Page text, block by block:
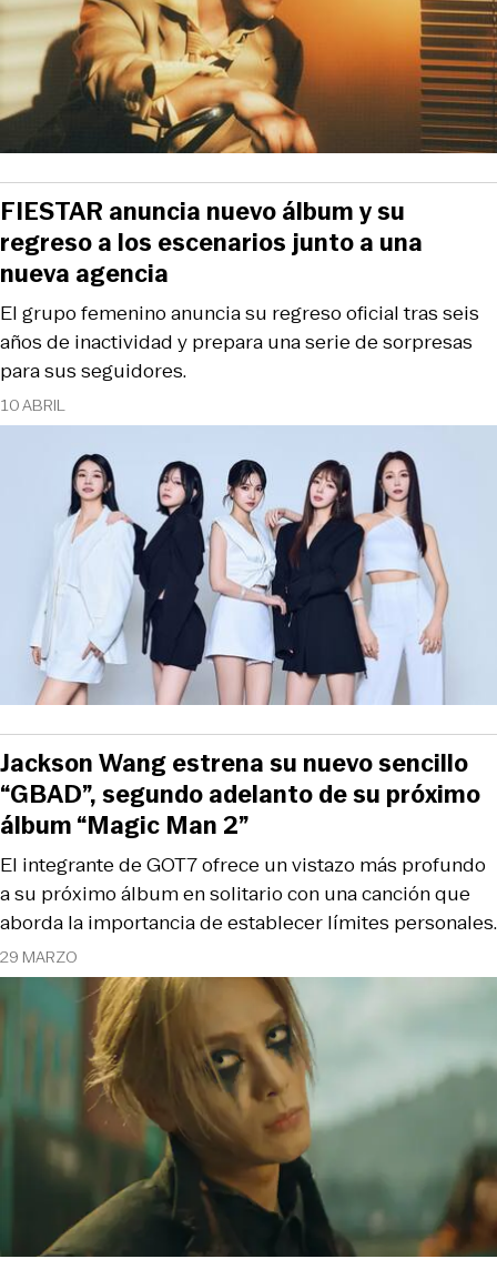
10 ABRIL
El grupo femenino anuncia su regreso oficial tras seis
años de inactividad y prepara una serie de sorpresas
para sus seguidores.
FIESTAR anuncia nuevo álbum y su
regreso a los escenarios junto a una
nueva agencia
29 MARZO
El integrante de GOT7 ofrece un vistazo más profundo
a su próximo álbum en solitario con una canción que
aborda la importancia de establecer límites personales.
Jackson Wang estrena su nuevo sencillo
“GBAD”, segundo adelanto de su próximo
álbum “Magic Man 2”